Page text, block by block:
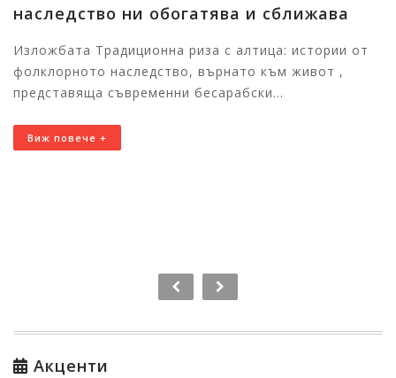
наследство ни обогатява и сближава
Изложбата Традиционна риза с алтица: истории от
фолклорното наследство, върнато към живот ,
представяща съвременни бесарабски...
Виж повече +
Акценти